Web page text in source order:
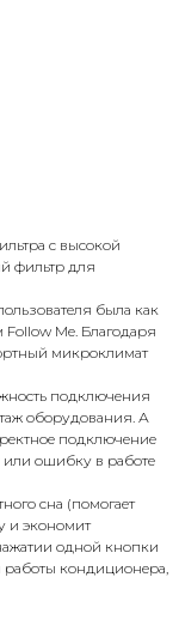
с высокой
фильтр для
была как
Me. Благодаря
микроклимат
подключения
оборудования. А
подключение
или ошибку в работе
сна (помогает
и экономит
одной кнопки
работы кондиционера,